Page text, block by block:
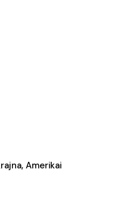
Amerikai